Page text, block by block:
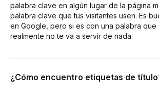
palabra clave en algún lugar de la página
palabra clave que tus visitantes usen. Es
en Google, pero si es con una palabra que
realmente no te va a servir de nada.
¿Cómo encuentro etiquetas de